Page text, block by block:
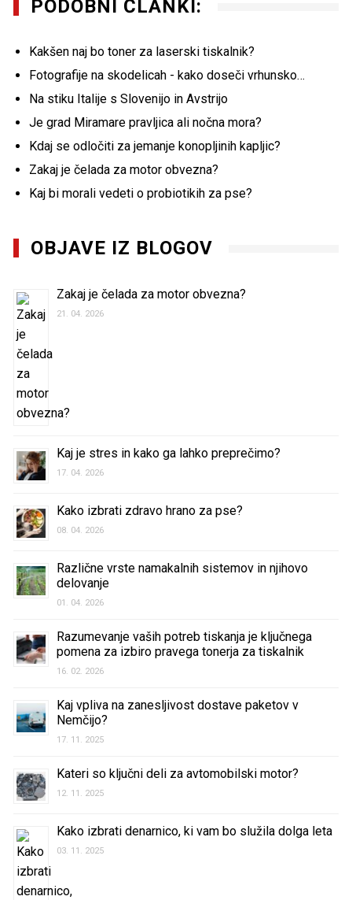
PODOBNI ČLANKI:
Kakšen naj bo toner za laserski tiskalnik?
Fotografije na skodelicah - kako doseči vrhunsko…
Na stiku Italije s Slovenijo in Avstrijo
Je grad Miramare pravljica ali nočna mora?
Kdaj se odločiti za jemanje konopljinih kapljic?
Zakaj je čelada za motor obvezna?
Kaj bi morali vedeti o probiotikih za pse?
OBJAVE IZ BLOGOV
Zakaj je čelada za motor obvezna?
21. 04. 2026
Kaj je stres in kako ga lahko preprečimo?
17. 04. 2026
Kako izbrati zdravo hrano za pse?
08. 04. 2026
Različne vrste namakalnih sistemov in njihovo
delovanje
01. 04. 2026
Razumevanje vaših potreb tiskanja je ključnega
pomena za izbiro pravega tonerja za tiskalnik
16. 02. 2026
Kaj vpliva na zanesljivost dostave paketov v
Nemčijo?
17. 11. 2025
Kateri so ključni deli za avtomobilski motor?
12. 11. 2025
Kako izbrati denarnico, ki vam bo služila dolga leta
03. 11. 2025